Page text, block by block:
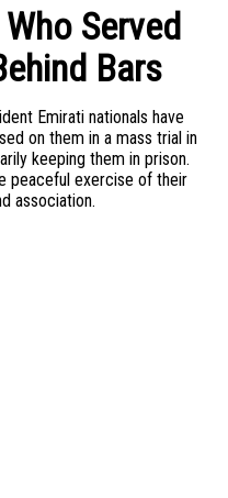
Served
Bars
Emirati nationals have
on them in a mass trial in
keeping them in prison.
peaceful exercise of their
association.